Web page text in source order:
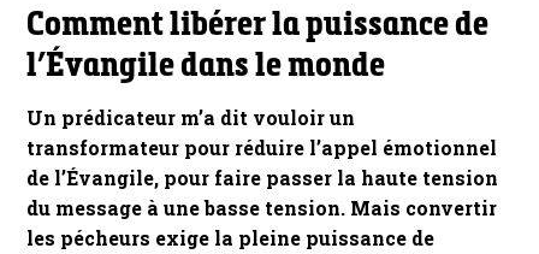
Comment libérer la puissance de
l’Évangile dans le monde
Un prédicateur m’a dit vouloir un
transformateur pour réduire l’appel émotionnel
de l’Évangile, pour faire passer la haute tension
du message à une basse tension. Mais convertir
les pécheurs exige la pleine puissance de